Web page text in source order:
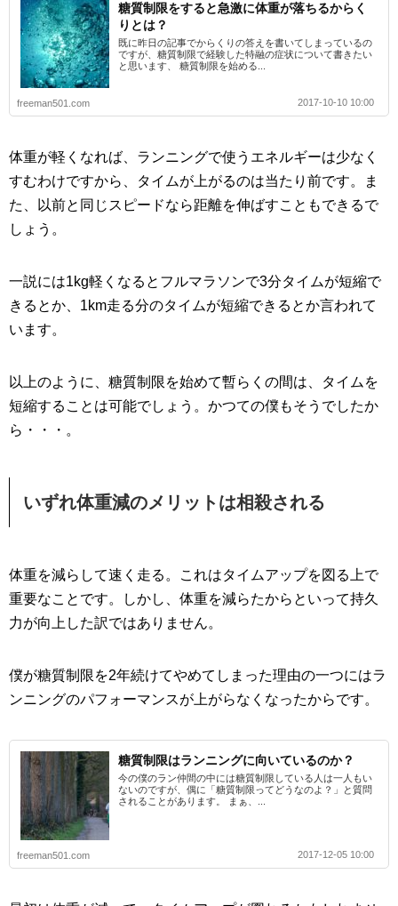
糖質制限をすると急激に体重が落ちるからく
りとは？
既に昨日の記事でからくりの答えを書いてしまっているの
ですが、糖質制限で経験した特融の症状について書きたい
と思います、 糖質制限を始める...
freeman501.com 2017-10-10 10:00
体重が軽くなれば、ランニングで使うエネルギーは少なく
すむわけですから、タイムが上がるのは当たり前です。ま
た、以前と同じスピードなら距離を伸ばすこともできるで
しょう。
一説には1kg軽くなるとフルマラソンで3分タイムが短縮で
きるとか、1km走る分のタイムが短縮できるとか言われて
います。
以上のように、糖質制限を始めて暫らくの間は、タイムを
短縮することは可能でしょう。かつての僕もそうでしたか
ら・・・。
いずれ体重減のメリットは相殺される
体重を減らして速く走る。これはタイムアップを図る上で
重要なことです。しかし、体重を減らたからといって持久
力が向上した訳ではありません。
僕が糖質制限を2年続けてやめてしまった理由の一つにはラ
ンニングのパフォーマンスが上がらなくなったからです。
糖質制限はランニングに向いているのか？
今の僕のラン仲間の中には糖質制限している人は一人もい
ないのですが、偶に「糖質制限ってどうなのよ？」と質問
されることがあります。 まぁ、...
freeman501.com 2017-12-05 10:00